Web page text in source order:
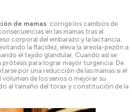
de mamas: corrige los cambios de
en las mamas tras el
corporal del embarazo y la lactancia.
la flacidez, eleva la areola-pezón a
el tejido glandular. Cuando así se
prótesis para lograr mayor turgencia. De
por una reducción de las mamas si el
de los senos o mejorar su
al tamaño del torax y constitución de la